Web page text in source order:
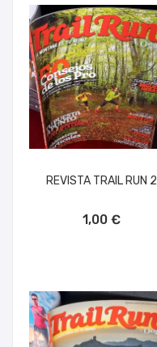
REVISTA TRAIL RUN 2
1,00 €